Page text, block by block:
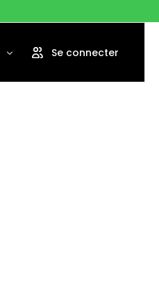
Se connecter